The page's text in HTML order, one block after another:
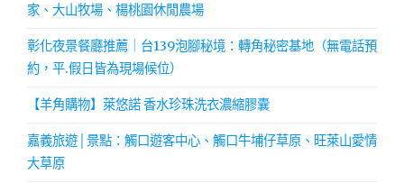
家、大山牧場、楊桃園休閒農場
彰化夜景餐廳推薦｜台139泡腳秘境：轉角秘密基地（無電話預
約，平.假日皆為現場候位）
【羊角購物】萊悠諾 香水珍珠洗衣濃縮膠囊
嘉義旅遊│景點：觸口遊客中心、觸口牛埔仔草原、旺萊山愛情
大草原